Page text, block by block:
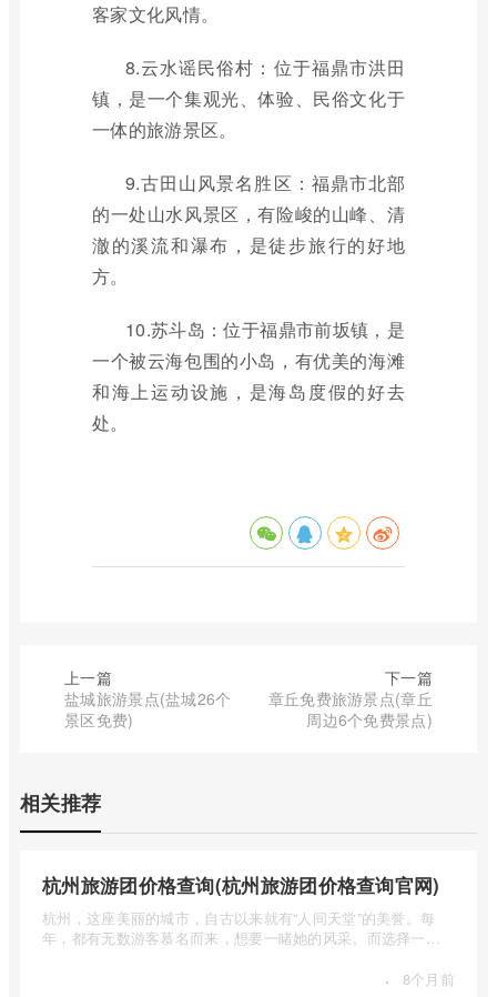
客家文化风情。
8.云水谣民俗村：位于福鼎市洪田
镇，是一个集观光、体验、民俗文化于
一体的旅游景区。
9.古田山风景名胜区：福鼎市北部
的一处山水风景区，有险峻的山峰、清
澈的溪流和瀑布，是徒步旅行的好地
方。
10.苏斗岛：位于福鼎市前坂镇，是
一个被云海包围的小岛，有优美的海滩
和海上运动设施，是海岛度假的好去
处。
上一篇
盐城旅游景点(盐城26个
景区免费)
下一篇
章丘免费旅游景点(章丘
周边6个免费景点)
相关推荐
杭州旅游团价格查询(杭州旅游团价格查询官网)
杭州，这座美丽的城市，自古以来就有“人间天堂”的美誉。每
年，都有无数游客慕名而来，想要一睹她的风采。而选择一个
· 8个月前